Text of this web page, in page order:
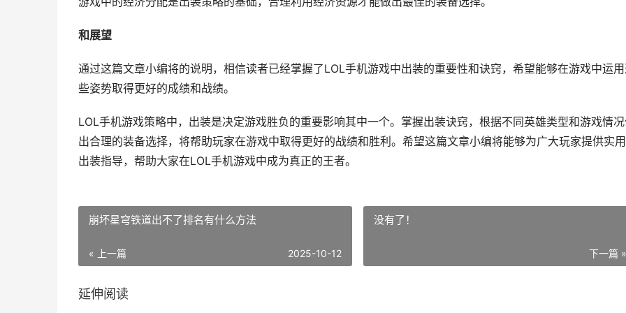
和展望
通过这篇文章小编将的说明，相信读者已经掌握了LOL手机游戏中出装的重要性和诀窍，希望能够在游戏中运
些姿势取得更好的成绩和战绩。
LOL手机游戏策略中，出装是决定游戏胜负的重要影响其中一个。掌握出装诀窍，根据不同英雄类型和游戏情
出合理的装备选择，将帮助玩家在游戏中取得更好的战绩和胜利。希望这篇文章小编将能够为广大玩家提供实
出装指导，帮助大家在LOL手机游戏中成为真正的王者。
崩坏星穹铁道出不了排名有什么方法
« 上一篇 2025-10-12
没有了！
下一篇 »
延伸阅读